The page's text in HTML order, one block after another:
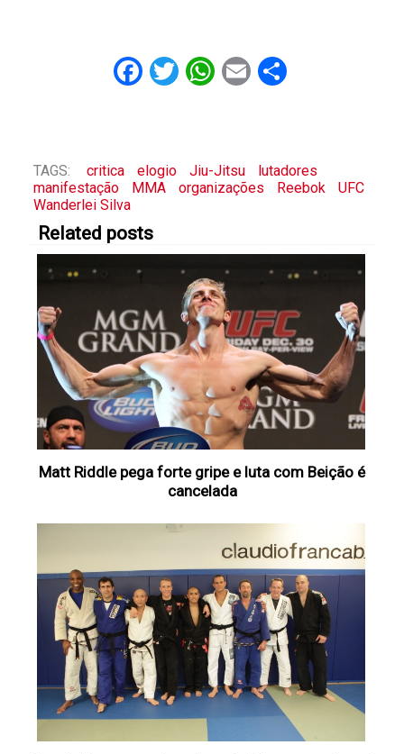
Facebook
Twitter
WhatsApp
EmailShare
TAGS: critica elogio Jiu-Jitsu
lutadores
manifestação
MMA organizações Reebok
UFC
Wanderlei Silva
Related posts
Matt Riddle pega forte gripe e luta com Beição é
cancelada